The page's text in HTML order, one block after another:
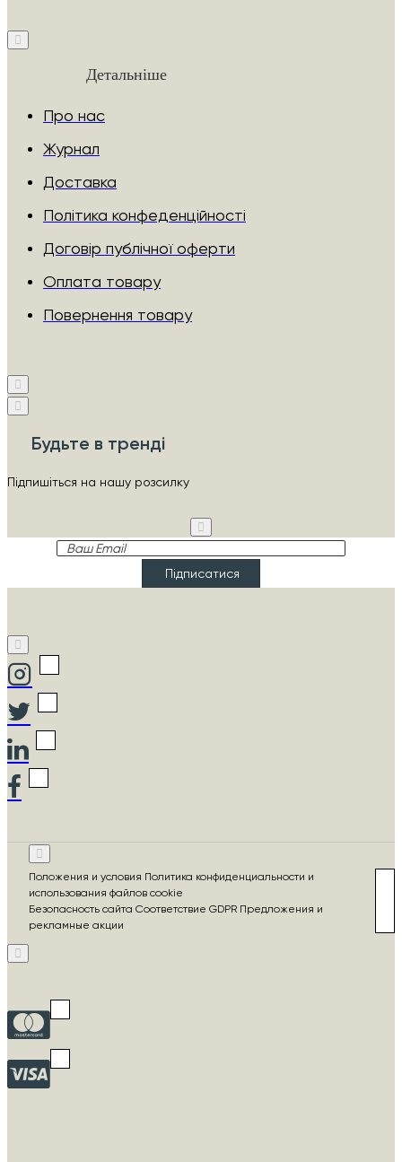
Детальніше
Про нас
Журнал
Доставка
Політика конфеденційності
Договір публічної оферти
Оплата товару
Повернення товару
Будьте в тренді
Підпишіться на нашу розсилку
Ваш
Підписатися
Положения и условия Политика конфиденциальности и
использования файлов cookie
Безопасность сайта Соответствие GDPR Предложения и
рекламные акции